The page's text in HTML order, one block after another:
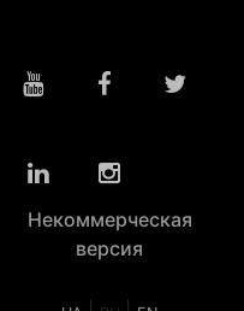
Некоммерческая
версия